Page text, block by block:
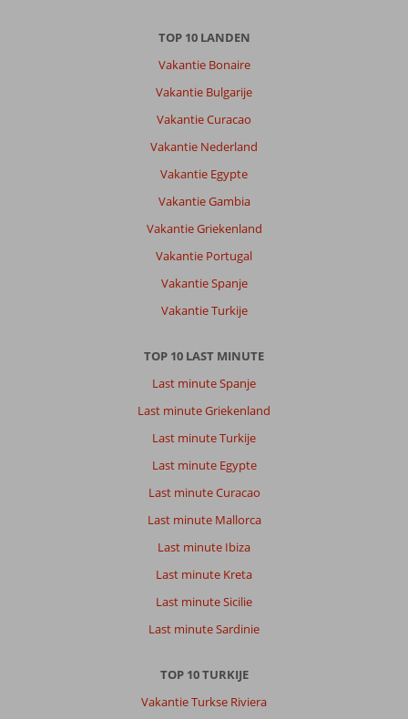
TOP 10 LANDEN
Vakantie Bonaire
Vakantie Bulgarije
Vakantie Curacao
Vakantie Nederland
Vakantie Egypte
Vakantie Gambia
Vakantie Griekenland
Vakantie Portugal
Vakantie Spanje
Vakantie Turkije
TOP 10 LAST MINUTE
Last minute Spanje
Last minute Griekenland
Last minute Turkije
Last minute Egypte
Last minute Curacao
Last minute Mallorca
Last minute Ibiza
Last minute Kreta
Last minute Sicilie
Last minute Sardinie
TOP 10 TURKIJE
Vakantie Turkse Riviera